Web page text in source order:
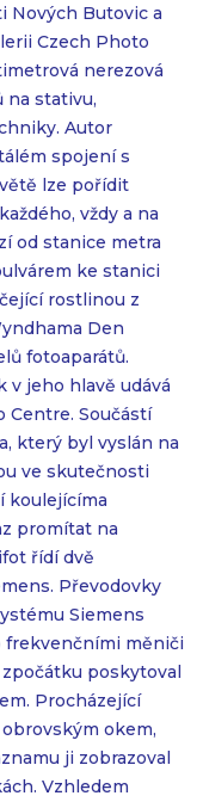
Nových Butovic a
Czech Photo
nerezová
na stativu,
Autor
spojení s
lze pořídit
vždy a na
od stanice metra
ke stanici
rostlinou z
Den
fotoaparátů.
v jeho hlavě udává
Centre. Součástí
který byl vyslán na
ve skutečnosti
koulejícíma
promítat na
řídí dvě
Převodovky
Siemens
frekvenčními měniči
poskytoval
Procházející
okem,
ji zobrazoval
Vzhledem